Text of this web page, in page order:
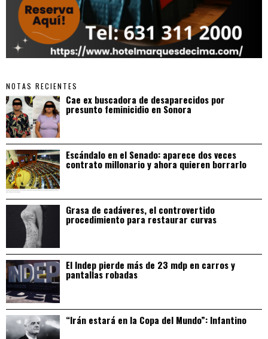
NOTAS RECIENTES
Cae ex buscadora de desaparecidos por
presunto feminicidio en Sonora
Escándalo en el Senado: aparece dos veces
contrato millonario y ahora quieren borrarlo
Grasa de cadáveres, el controvertido
procedimiento para restaurar curvas
El Indep pierde más de 23 mdp en carros y
pantallas robadas
“Irán estará en la Copa del Mundo”: Infantino